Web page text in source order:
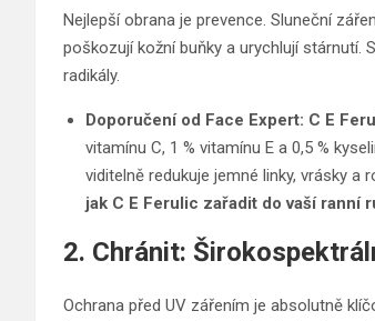
Nejlepší obrana je prevence. Sluneční
poškozují kožní buňky a urychlují stárnutí.
radikály.
Doporučení od Face Expert: C E
vitamínu C, 1 % vitamínu E a 0,5 %
viditelně redukuje jemné linky, vrásky a
jak C E Ferulic zařadit do vaší ranní
2. Chránit:
Ochrana před UV zářením je absolutně